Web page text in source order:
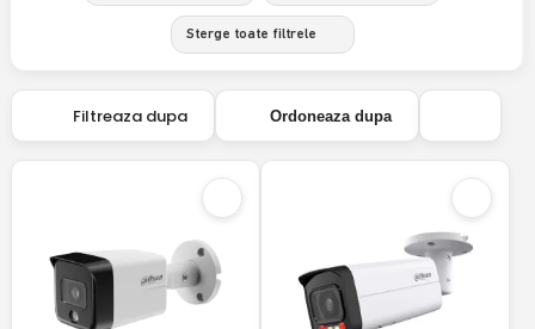
Sterge toate filtrele
Filtreaza dupa Ordoneaza dupa